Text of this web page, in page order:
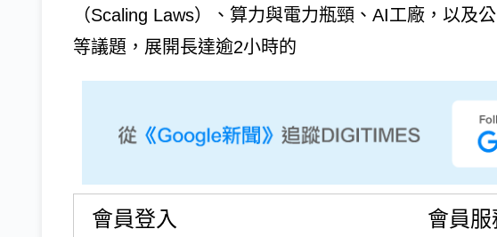
（Scaling Laws）、算力與電力瓶頸、AI工廠，以及
等議題，展開長達逾2小時的
會員登入 會員服